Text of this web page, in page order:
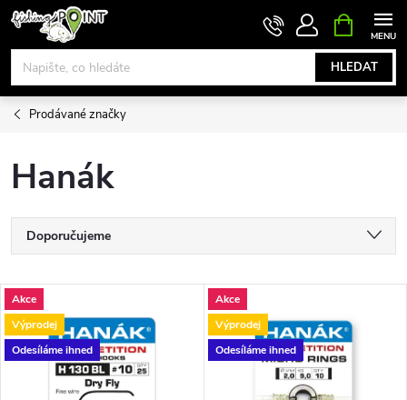
Přejít
obsah
HLEDAT
NÁKUPNÍ
KOŠÍK
Prodávané značky
Hanák
Ř
a
z
e
Doporučujeme
Nejdražší
Nejprodávanější
Abecedně
V
ý
Akce
Výprodej
Odesíláme ihned
Akce
Výprodej
Odesíláme ihned